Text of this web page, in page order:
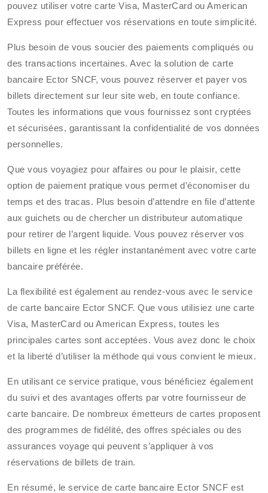
pouvez utiliser votre carte Visa, MasterCard ou American
Express pour effectuer vos réservations en toute simplicité.
Plus besoin de vous soucier des paiements compliqués ou
des transactions incertaines. Avec la solution de carte
bancaire Ector SNCF, vous pouvez réserver et payer vos
billets directement sur leur site web, en toute confiance.
Toutes les informations que vous fournissez sont cryptées
et sécurisées, garantissant la confidentialité de vos données
personnelles.
Que vous voyagiez pour affaires ou pour le plaisir, cette
option de paiement pratique vous permet d’économiser du
temps et des tracas. Plus besoin d’attendre en file d’attente
aux guichets ou de chercher un distributeur automatique
pour retirer de l’argent liquide. Vous pouvez réserver vos
billets en ligne et les régler instantanément avec votre carte
bancaire préférée.
La flexibilité est également au rendez-vous avec le service
de carte bancaire Ector SNCF. Que vous utilisiez une carte
Visa, MasterCard ou American Express, toutes les
principales cartes sont acceptées. Vous avez donc le choix
et la liberté d’utiliser la méthode qui vous convient le mieux.
En utilisant ce service pratique, vous bénéficiez également
du suivi et des avantages offerts par votre fournisseur de
carte bancaire. De nombreux émetteurs de cartes proposent
des programmes de fidélité, des offres spéciales ou des
assurances voyage qui peuvent s’appliquer à vos
réservations de billets de train.
En résumé, le service de carte bancaire Ector SNCF est